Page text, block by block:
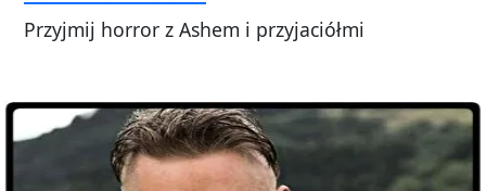
Przyjmij horror z Ashem i przyjaciółmi